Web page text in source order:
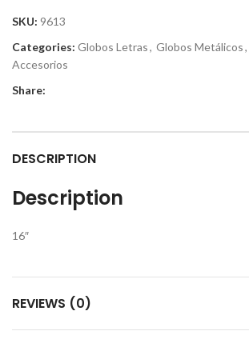
SKU: 9613
Categories: Globos Letras, Globos Metálicos,
Accesorios
Share:
DESCRIPTION
Description
16″
REVIEWS (0)